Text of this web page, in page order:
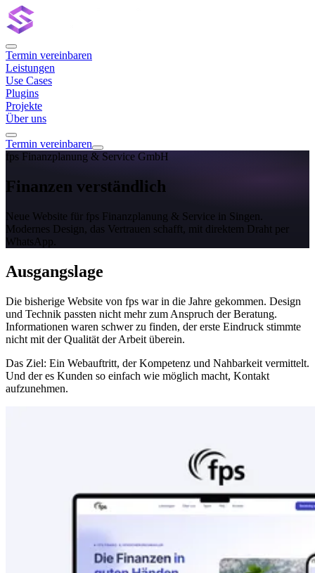
Termin vereinbaren
Leistungen
Use Cases
Plugins
Projekte
Über uns
Termin vereinbaren
fps Finanzplanung & Service GmbH
Finanzen verständlich
Neue Website für fps Finanzplanung & Service in Singen.
Modernes Design, das Vertrauen schafft, mit direktem Draht per
WhatsApp.
Ausgangslage
Die bisherige Website von fps war in die Jahre gekommen. Design
und Technik passten nicht mehr zum Anspruch der Beratung.
Informationen waren schwer zu finden, der erste Eindruck stimmte
nicht mit der Qualität der Arbeit überein.
Das Ziel: Ein Webauftritt, der Kompetenz und Nahbarkeit vermittelt.
Und der es Kunden so einfach wie möglich macht, Kontakt
aufzunehmen.